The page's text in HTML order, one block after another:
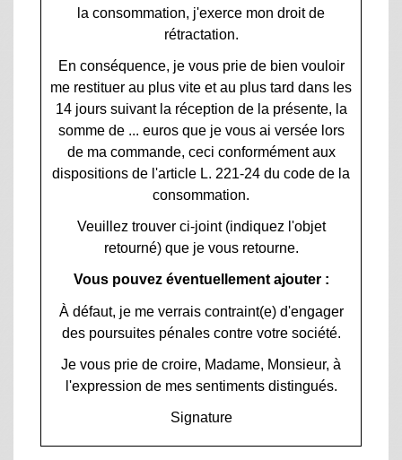
la consommation, j'exerce mon droit de
rétractation.
En conséquence, je vous prie de bien vouloir
me restituer au plus vite et au plus tard dans les
14 jours suivant la réception de la présente, la
somme de ... euros que je vous ai versée lors
de ma commande, ceci conformément aux
dispositions de l'article L. 221-24 du code de la
consommation.
Veuillez trouver ci-joint (indiquez l'objet
retourné) que je vous retourne.
Vous pouvez éventuellement ajouter :
À défaut, je me verrais contraint(e) d'engager
des poursuites pénales contre votre société.
Je vous prie de croire, Madame, Monsieur, à
l'expression de mes sentiments distingués.
Signature